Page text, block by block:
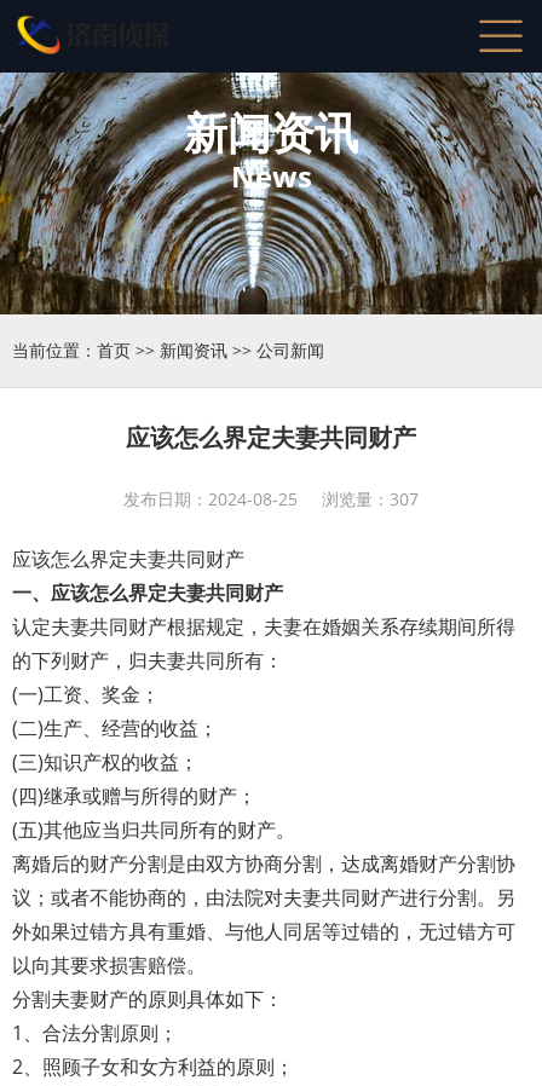
新闻资讯
News
当前位置： 首页 >> 新闻资讯 >> 公司新闻
应该怎么界定夫妻共同财产
发布日期：2024-08-25 浏览量：307
应该怎么界定夫妻共同财产
一、应该怎么界定夫妻共同财产
认定夫妻共同财产根据规定，夫妻在婚姻关系存续期间所得
的下列财产，归夫妻共同所有：
(一)工资、奖金；
(二)生产、经营的收益；
(三)知识产权的收益；
(四)继承或赠与所得的财产；
(五)其他应当归共同所有的财产。
离婚后的财产分割是由双方协商分割，达成离婚财产分割协
议；或者不能协商的，由法院对夫妻共同财产进行分割。另
外如果过错方具有重婚、与他人同居等过错的，无过错方可
以向其要求损害赔偿。
分割夫妻财产的原则具体如下：
1、合法分割原则；
2、照顾子女和女方利益的原则；